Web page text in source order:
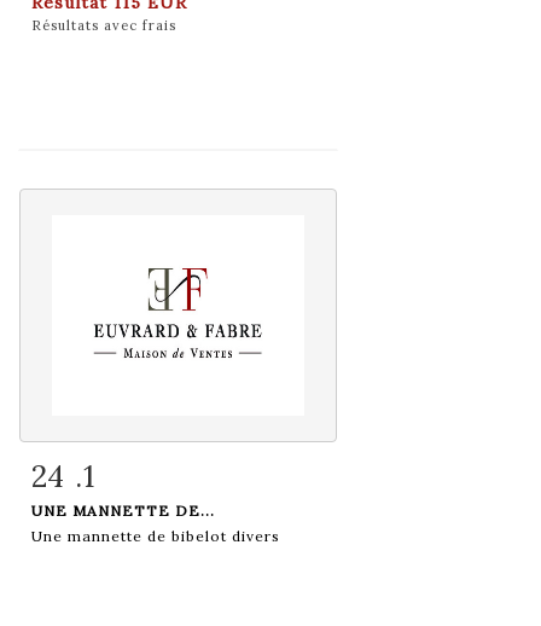
Résultats avec frais
Fiche détaillée
24 .1
UNE MANNETTE DE...
Une mannette de bibelot divers